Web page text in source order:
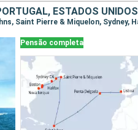
ESTADOS UNIDOS
Pensão completa